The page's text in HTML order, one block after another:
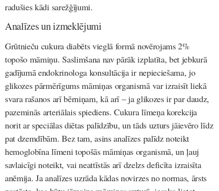
radušies kādi sarežģījumi.
Analīzes un izmeklējumi
Grūtnieču cukura diabēts vieglā formā novērojams 2%
topošo māmiņu. Saslimšana nav pārāk izplatīta, bet jebkurā
gadījumā endokrinologa konsultācija ir nepieciešama, jo
glikozes pārmērīgums māmiņas organismā var izraisīt liekā
svara rašanos arī bērniņam, kā arī – ja glikozes ir par daudz,
pazeminās arteriālais spiediens. Cukura līmeņa korekcija
norit ar speciālas diētas palīdzību, un tāds uzturs jāievēro līdz
pat dzemdībām. Bez tam, asins analīzes palīdz noteikt
hemoglobīna līmeni topošās māmiņas organismā, un ļauj
savlaicīgi noteikt, vai neattīstās arī dzelzs deficīta izraisīta
anēmija. Ja analīzes uzrāda kādas novirzes no normas, ārsts